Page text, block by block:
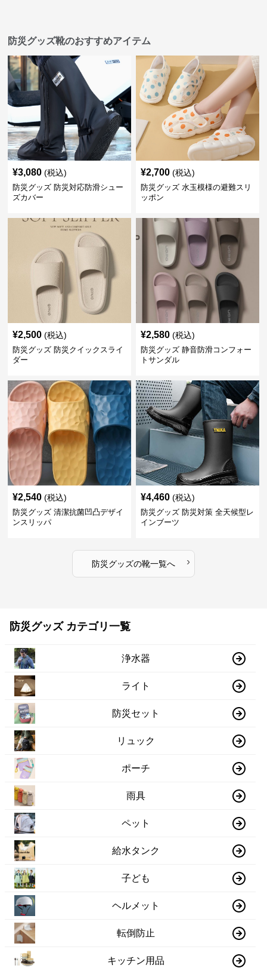
防災グッズ靴のおすすめアイテム
¥3,080 (税込)
防災グッズ 防災対応防滑シュー
ズカバー
¥2,700 (税込)
防災グッズ 水玉模様の避難スリ
ッポン
¥2,500 (税込)
防災グッズ 防災クイックスライ
ダー
¥2,580 (税込)
防災グッズ 静音防滑コンフォー
トサンダル
¥2,540 (税込)
防災グッズ 清潔抗菌凹凸デザイ
ンスリッパ
¥4,460 (税込)
防災グッズ 防災対策 全天候型レ
インブーツ
防災グッズの靴一覧へ ›
防災グッズ カテゴリ一覧
浄水器
ライト
防災セット
リュック
ポーチ
雨具
ペット
給水タンク
子ども
ヘルメット
転倒防止
キッチン用品